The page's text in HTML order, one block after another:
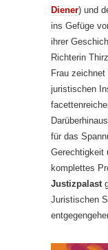
Diener) und
ins Gefüge
ihrer
Richterin
Frau
juristischen
für das
Gerechtigkeit
komplettes
Justizpalast
Juristischen